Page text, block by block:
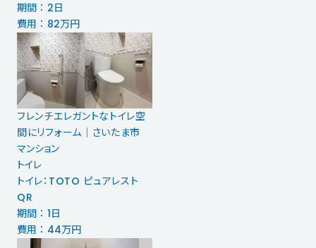
期間 ： 2日
費用 ： 82万円
フレンチエレガントなトイレ空
間にリフォーム｜さいたま市
マンション
トイレ
トイレ：TOTO ピュアレスト
QR
期間 ： 1日
費用 ： 44万円